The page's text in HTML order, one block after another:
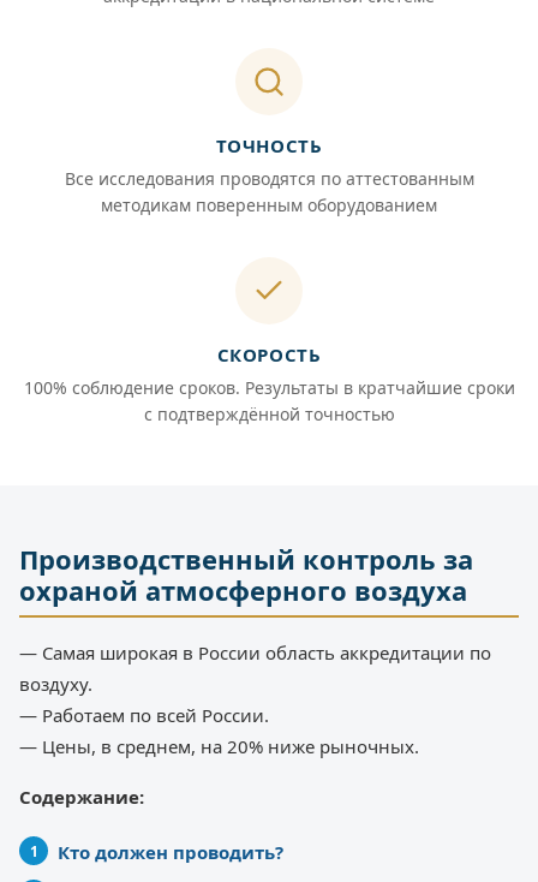
ТОЧНОСТЬ
Все исследования проводятся по аттестованным
методикам поверенным оборудованием
СКОРОСТЬ
100% соблюдение сроков. Результаты в кратчайшие сроки
с подтверждённой точностью
Производственный контроль за
охраной атмосферного воздуха
— Самая широкая в России область аккредитации по
воздуху.
— Работаем по всей России.
— Цены, в среднем, на 20% ниже рыночных.
Содержание:
Кто должен проводить?